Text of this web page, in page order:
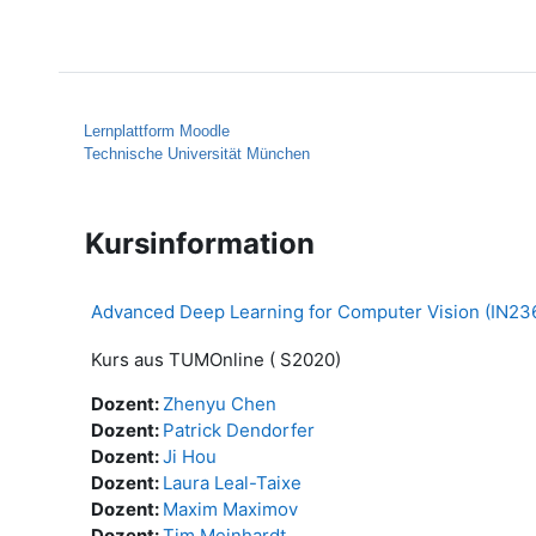
Lernplattform Moodle
Technische Universität München
Kursinformation
Advanced Deep Learning for Computer Vision
Kurs aus TUMOnline ( S2020)
Dozent:Zhenyu Chen
Dozent: Patrick Dendorfer
Dozent:Ji Hou
Dozent: Laura Leal-Taixe
Dozent: Maxim Maximov